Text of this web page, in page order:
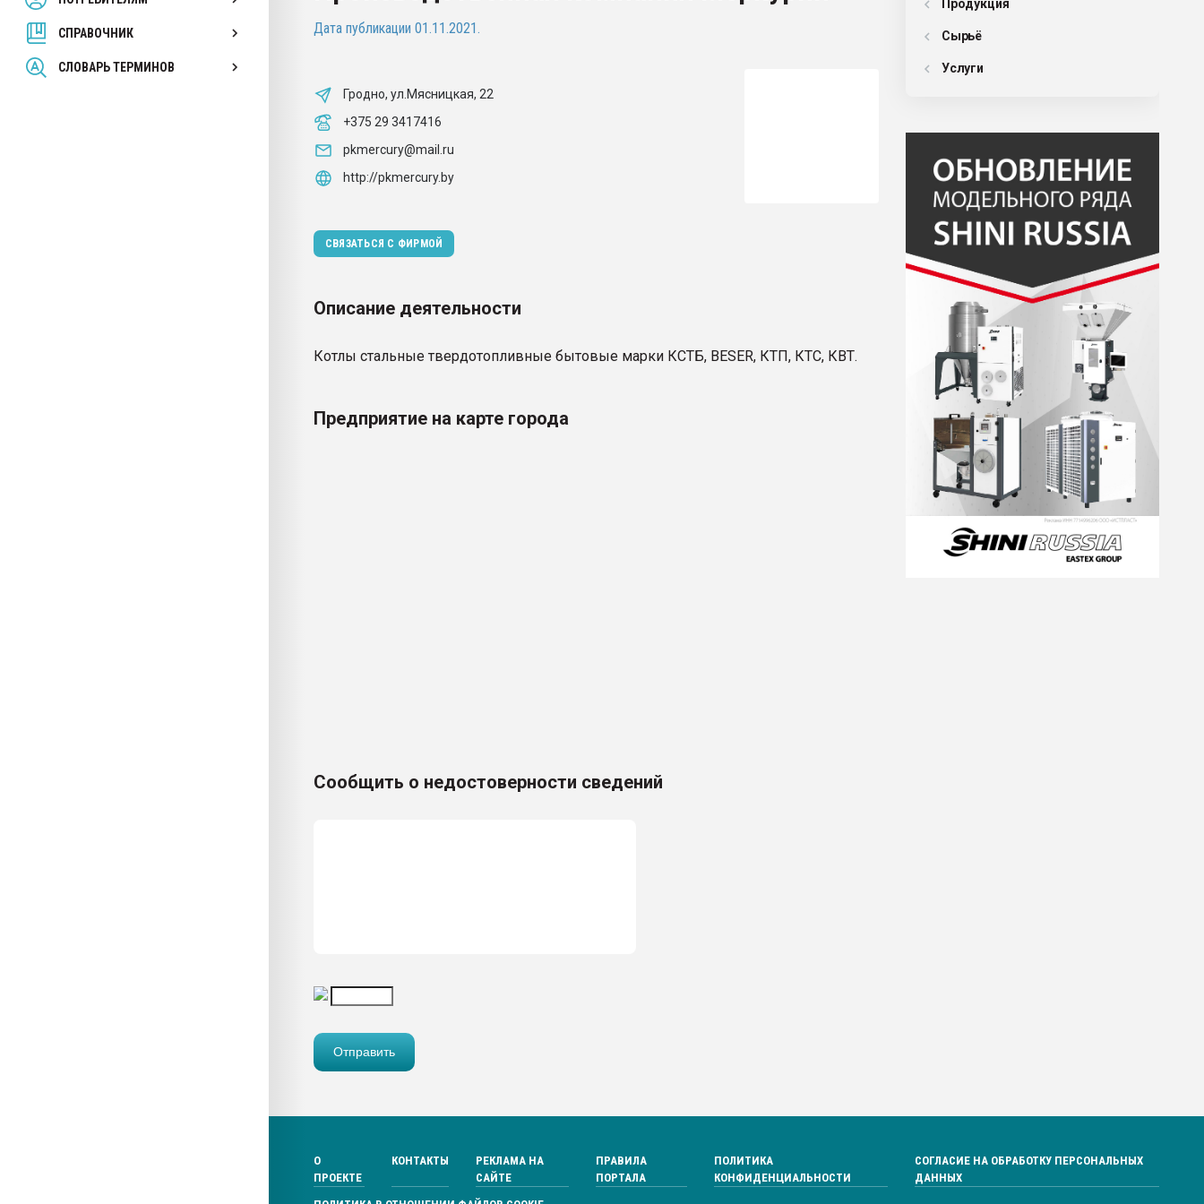
СПРАВОЧНИК
СЛОВАРЬ ТЕРМИНОВ
Дата публикации 01.11.2021.
Гродно, ул.Мясницкая, 22
+375 29 3417416
pkmercury@mail.ru
http://pkmercury.by
СВЯЗАТЬСЯ С ФИРМОЙ
Описание деятельности
Котлы стальные твердотопливные бытовые марки КСТБ, BESER, КТП, КТС, КВТ.
Предприятие на карте города
Сообщить о недостоверности сведений
Продукция
Сырьё
Услуги
О
ПРОЕКТЕ
КОНТАКТЫ
РЕКЛАМА НА
САЙТЕ
ПРАВИЛА
ПОРТАЛА
ПОЛИТИКА
КОНФИДЕНЦИАЛЬНОСТИ
СОГЛАСИЕ НА ОБРАБОТКУ ПЕРСОНАЛЬНЫХ
ДАННЫХ